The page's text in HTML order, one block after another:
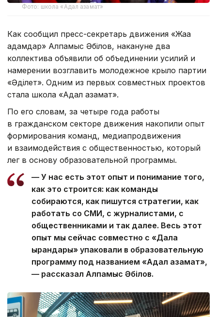
Фото: школа «Адал азамат»
Как сообщил пресс-секретарь движения «Жаңа
адамдар» Алпамыс Әбілов, накануне два
коллектива объявили об объединении усилий и
намерении возглавить молодежное крыло партии
«Әділет». Одним из первых совместных проектов
стала школа «Адал азамат».
По его словам, за четыре года работы
в гражданском секторе движения накопили опыт
формирования команд, медиапродвижения
и взаимодействия с общественностью, который
лег в основу образовательной программы.
— У нас есть этот опыт и понимание того,
как это строится: как команды
собираются, как пишутся стратегии, как
работать со СМИ, с журналистами, с
общественниками и так далее. Весь этот
опыт мы сейчас совместно с «Дала
қырандары» упаковали в образовательную
программу под названием «Адал азамат»,
— рассказал Алпамыс Әбілов.